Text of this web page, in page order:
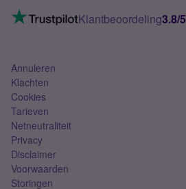
Mobiel abonnement
VoLTE 4G bellenKlantbeoordeling3.8/5
Annuleren
Klachten
Cookies
Tarieven
Netneutraliteit
Privacy
Disclaimer
Voorwaarden
Storingen